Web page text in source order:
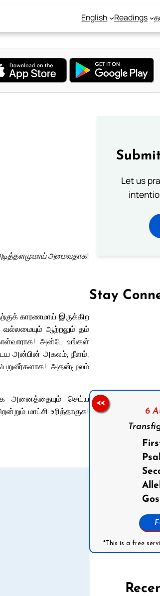
English Readings
அமைவதாக!
காரணமாய் இருக்கிற
வல்லமையும் ஆற்றலும் தம்
அன்பே உங்கள்
அன்பின் அகலம், நீளம்,
அதன்மூலம்
அனைத்தையும் செய்ய
மாட்சி உரித்தாகுக!
Let us
Stay
Follow us on Facebook
6
*This is a free
<<